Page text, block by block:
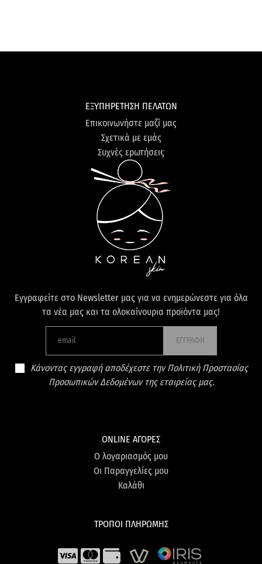
ΕΞΥΠΗΡΕΤΗΣΗ ΠΕΛΑΤΩΝ
Επικοινωνήστε μαζί μας
Σχετικά με εμάς
Συχνές ερωτήσεις
Εγγραφείτε στο Newsletter μας για να ενημερώνεστε για όλα
τα νέα μας και τα ολοκαίνουρια προϊόντα μας!
ΕΓΓΡΑΦΗ
Κάνοντας εγγραφή αποδέχεστε την Πολιτική Προστασίας
Προσωπικών Δεδομένων της εταιρείας μας.
ONLINE ΑΓΟΡΕΣ
Ο λογαριασμός μου
Οι Παραγγελίες μου
Καλάθι
ΤΡΟΠΟΙ ΠΛΗΡΩΜΗΣ